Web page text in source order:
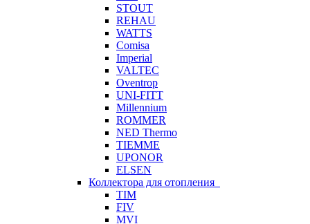
STOUT
REHAU
WATTS
Comisa
Imperial
VALTEC
Oventrop
UNI-FITT
Millennium
ROMMER
NED Thermo
TIEMME
UPONOR
ELSEN
Коллектора для отопления
TIM
FIV
MVI